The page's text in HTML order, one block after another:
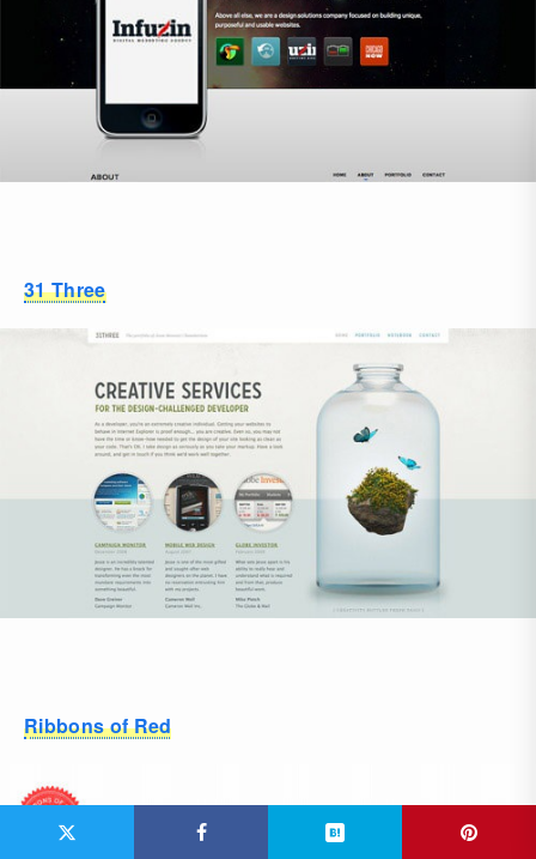
31 Three
Ribbons of Red